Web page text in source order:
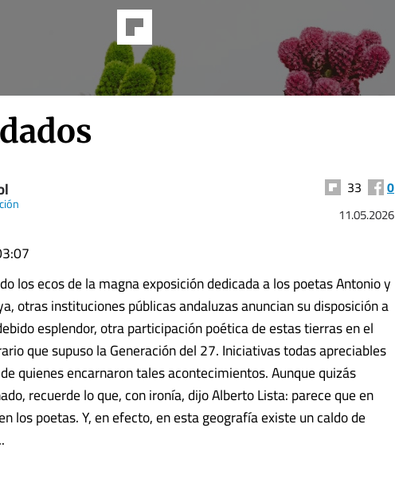
33 0
11.05.2026
los ecos de la magna exposición dedicada a los poetas Antonio y
otras instituciones públicas andaluzas anuncian su disposición a
esplendor, otra participación poética de estas tierras en el
que supuso la Generación del 27. Iniciativas todas apreciables
quienes encarnaron tales acontecimientos. Aunque quizás
recuerde lo que, con ironía, dijo Alberto Lista: parece que en
los poetas. Y, en efecto, en esta geografía existe un caldo de